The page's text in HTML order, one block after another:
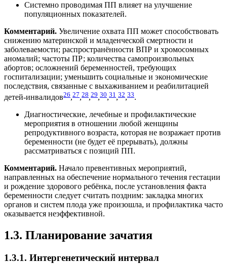
Системно проводимая ПП влияет на улучшение
популяционных показателей.
Комментарий. Увеличение охвата ПП может способствовать
снижению материнской и младенческой смертности и
заболеваемости; распространённости ВПР и хромосомных
аномалий; частоты ПР; количества самопроизвольных
абортов; осложнений беременностей, требующих
госпитализации; уменьшить социальные и экономические
последствия, связанные с выхаживанием и реабилитацией
детей-инвалидов26,27,28,29,30,31,32,33.
Диагностические, лечебные и профилактические
мероприятия в отношении любой женщины
репродуктивного возраста, которая не возражает против
беременности (не будет её прерывать), должны
рассматриваться с позиций ПП.
Комментарий. Начало превентивных мероприятий,
направленных на обеспечение нормального течения гестации
и рождение здорового ребёнка, после установления факта
беременности следует считать поздним: закладка многих
органов и систем плода уже произошла, и профилактика часто
оказывается неэффективной.
1.3. Планирование зачатия
1.3.1. Интергенетический интервал